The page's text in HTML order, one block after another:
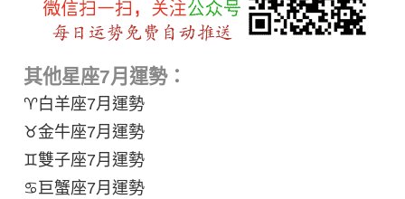
其他星座7月運勢：
♈白羊座7月運勢
♉金牛座7月運勢
♊雙子座7月運勢
♋巨蟹座7月運勢